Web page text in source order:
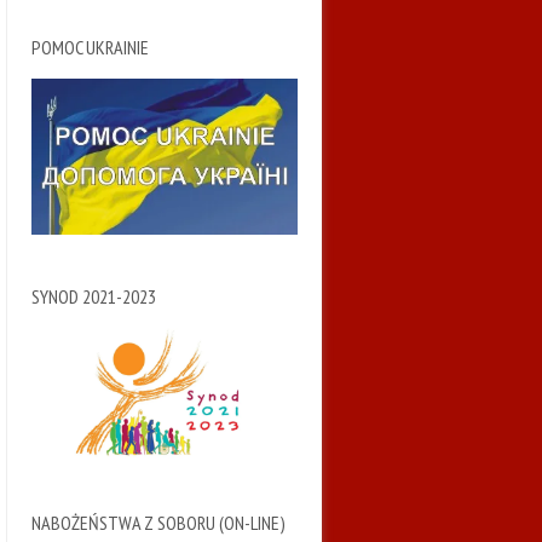
POMOC UKRAINIE
SYNOD 2021-2023
NABOŻEŃSTWA Z SOBORU (ON-LINE)